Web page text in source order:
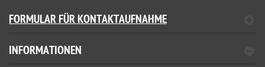
FORMULAR FÜR KONTAKTAUFNAHME
INFORMATIONEN